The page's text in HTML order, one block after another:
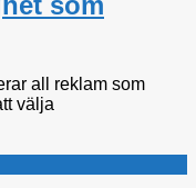
all reklam som
välja